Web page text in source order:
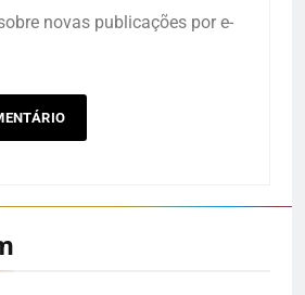
novas publicações por e-